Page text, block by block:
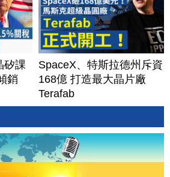
矽課
銷
SpaceX、特斯拉德州斥資
168億 打造最大晶片廠
Terafab